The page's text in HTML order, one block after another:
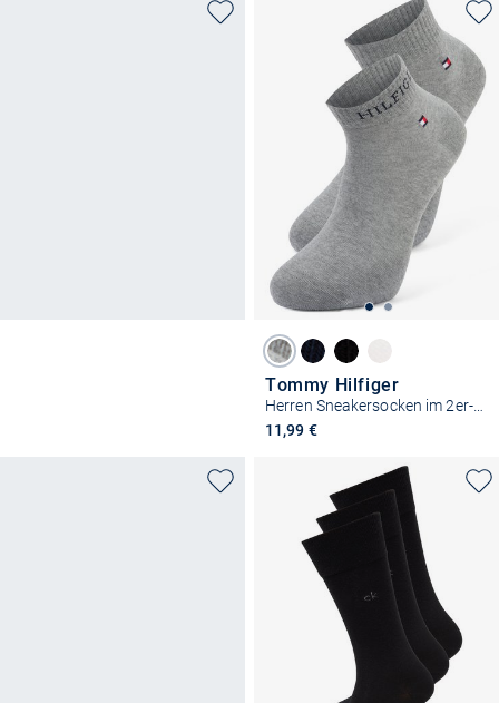
Tommy Hilfiger
Herren Sneakersocken im 2er-Pack
11,99 €